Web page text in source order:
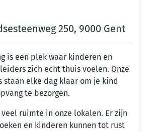
250, 9000 Gent
is een plek waar kinderen en
zich echt thuis voelen. Onze
staan elke dag klaar om je kind
te bezorgen.
ruimte in onze lokalen. Er zijn
en kinderen kunnen tot rust